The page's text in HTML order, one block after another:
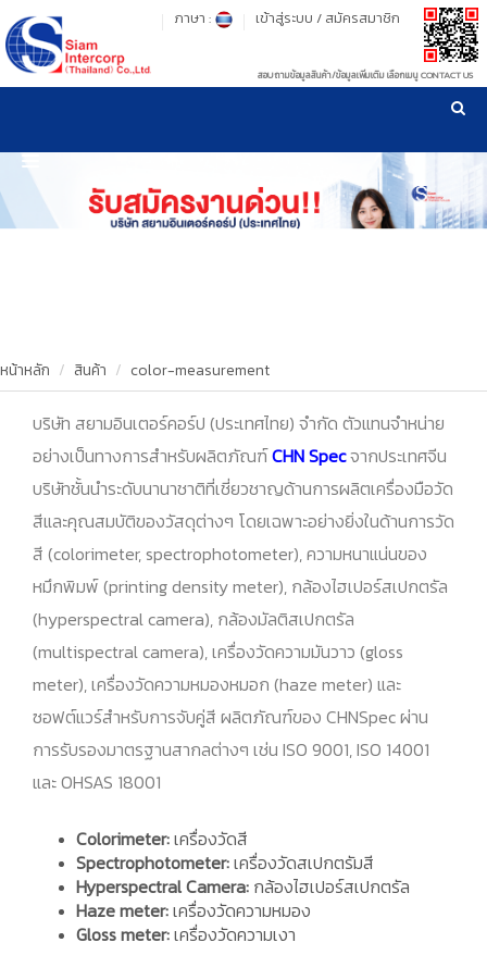
รู้ลึก รู้จริง เรื่องเครื่องมือทดสอบวัสดุ ! ยืน 1 เรื่องมาตรฐานการให้บริการ
เข้าสู่ระบบ / สมัครสมาชิก
ภาษา :
สอบถามข้อมูลสินค้า/ข้อมูลเพิ่มเติม เลือกเมนู CONTACT US
NEW WEBSITE
HOME
OUR WORKS
CALIBRATION
CONTACT US
หน้าหลัก สินค้า color-measurement
บริษัท สยามอินเตอร์คอร์ป (ประเทศไทย) จำกัด ตัวแทนจำหน่าย
อย่างเป็นทางการสำหรับผลิตภัณฑ์CHN Specจากประเทศจีน
บริษัทชั้นนำระดับนานาชาติที่เชี่ยวชาญด้านการผลิตเครื่องมือวัด
สีและคุณสมบัติของวัสดุต่างๆ โดยเฉพาะอย่างยิ่งในด้านการวัด
สี (colorimeter, spectrophotometer), ความหนาแน่นของ
หมึกพิมพ์ (printing density meter), กล้องไฮเปอร์สเปกตรัล
(hyperspectral camera), กล้องมัลติสเปกตรัล
(multispectral camera), เครื่องวัดความมันวาว (gloss
meter), เครื่องวัดความหมองหมอก (haze meter) และ
ซอฟต์แวร์สำหรับการจับคู่สี ผลิตภัณฑ์ของ CHNSpec ผ่าน
การรับรองมาตรฐานสากลต่างๆ เช่น ISO 9001, ISO 14001
และ OHSAS 18001
Colorimeter:เครื่องวัดสี
Spectrophotometer:เครื่องวัดสเปกตรัมสี
Hyperspectral Camera: กล้องไฮเปอร์สเปกตรัล
Haze meter:เครื่องวัดความหมอง
Gloss meter:เครื่องวัดความเงา